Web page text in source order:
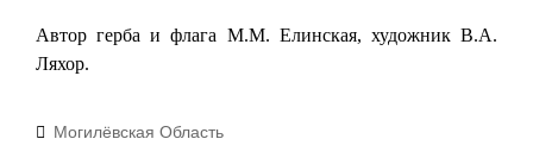
Автор герба и флага М.М. Елинская, художник В.А.
Ляхор.
Рубрики
Могилёвская Область